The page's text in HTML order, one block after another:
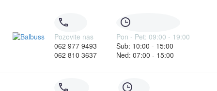
Pozovite nas
062 977 9493
062 810 3637
Pon - Pet: 09:00 - 19:00
Sub: 10:00 - 15:00
Ned: 07:00 - 15:00